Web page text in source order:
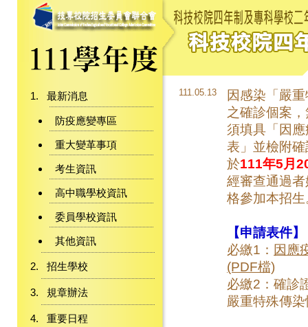
最新消息
防疫應變專區
重大變革事項
考生資訊
高中職學校資訊
委員學校資訊
其他資訊
招生學校
規章辦法
重要日程
111.05.13
因感染「嚴
之確診個案
須填具「因
表」並檢附
於111年5月
經審查通過
格參加本招生
【申請表件】
必繳1： 因應
(PDF檔)
必繳2：確診
嚴重特殊傳